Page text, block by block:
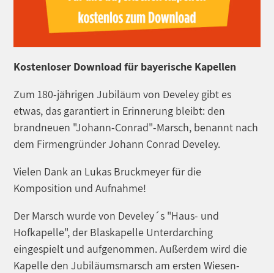
Kostenloser Download für bayerische Kapellen
Zum 180-jährigen Jubiläum von Develey gibt es
etwas, das garantiert in Erinnerung bleibt: den
brandneuen "Johann-Conrad"-Marsch, benannt nach
dem Firmengründer Johann Conrad Develey.
Vielen Dank an Lukas Bruckmeyer für die
Komposition und Aufnahme!
Der Marsch wurde von Develey´s "Haus- und
Hofkapelle", der Blaskapelle Unterdarching
eingespielt und aufgenommen. Außerdem wird die
Kapelle den Jubiläumsmarsch am ersten Wiesen-